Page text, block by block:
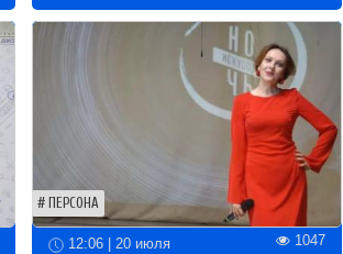
ПЕРСОНА
12:06 | 20 июля 1047